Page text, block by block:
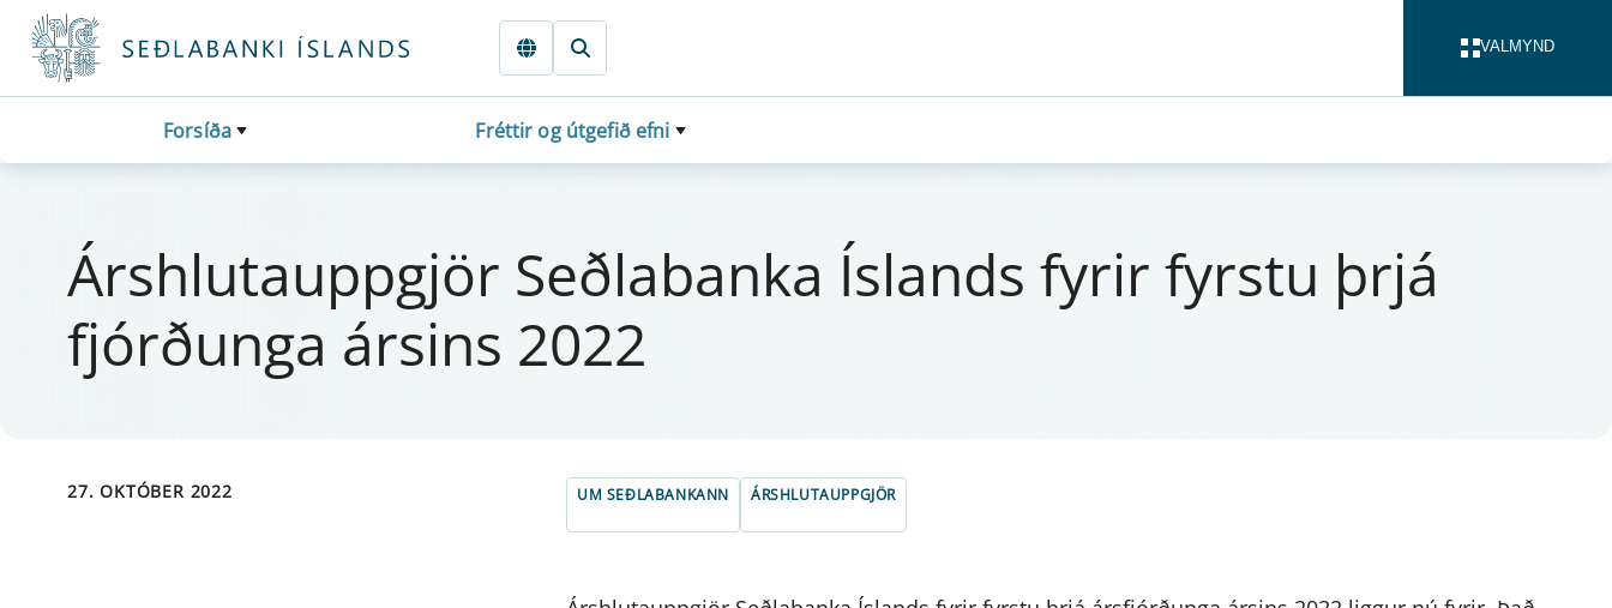
Fara beint í Meginmál
VALMYND
Forsíða Fréttir og útgefið efni
Árs­hluta­upp­gjör Seðlabanka Íslands fyr­ir fyrstu þrjá
fjórðunga árs­ins 2022
27. OKTÓBER 2022 UM SEÐLABANKANN ÁRSHLUTAUPPGJÖR